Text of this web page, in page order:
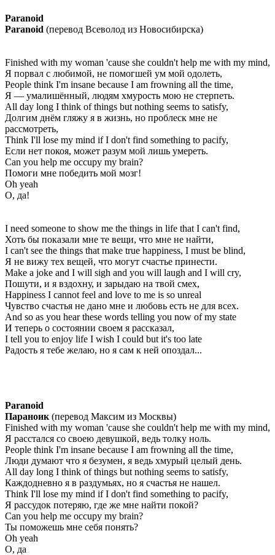
Paranoid
Paranoid (перевод Всеволод из Новосибирска)
Finished with my woman 'cause she couldn't help me with my mind,
Я порвал с любимой, не помогшей ум мой одолеть,
People think I'm insane because I am frowning all the time,
Я — умалишённый, людям хмурость мою не стерпеть.
All day long I think of things but nothing seems to satisfy,
Долгим днём гляжу я в жизнь, но проблеск мне не
рассмотреть,
Think I'll lose my mind if I don't find something to pacify,
Если нет покоя, может разум мой лишь умереть.
Can you help me occupy my brain?
Помоги мне победить мой мозг!
Oh yeah
О, да!
I need someone to show me the things in life that I can't find,
Хоть бы показали мне те вещи, что мне не найти,
I can't see the things that make true happiness, I must be blind,
Я не вижу тех вещей, что могут счастье принести.
Make a joke and I will sigh and you will laugh and I will cry,
Пошути, и я вздохну, и зарыдаю на твой смех,
Happiness I cannot feel and love to me is so unreal
Чувство счастья не дано мне и любовь есть не для всех.
And so as you hear these words telling you now of my state
И теперь о состоянии своем я рассказал,
I tell you to enjoy life I wish I could but it's too late
Радость я тебе желаю, но я сам к ней опоздал...
Paranoid
Параноик (перевод Максим из Москвы)
Finished with my woman 'cause she couldn't help me with my mind,
Я расстался со своею девушкой, ведь толку ноль.
People think I'm insane because I am frowning all the time,
Люди думают что я безумен, я ведь хмурый целый день.
All day long I think of things but nothing seems to satisfy,
Каждодневно я в раздумьях, но я счастья не нашел.
Think I'll lose my mind if I don't find something to pacify,
Я рассудок потеряю, где же мне найти покой?
Can you help me occupy my brain?
Ты поможешь мне себя понять?
Oh yeah
О, да